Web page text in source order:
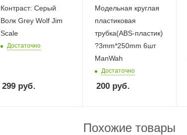
Контраст: Серый
Волк Grey Wolf Jim
Scale
Достаточно
299руб.
Модельная круглая
пластиковая
трубка(ABS-пластик)
?3mm*250mm 6шт
ManWah
Достаточно
200руб.
Похожие товары